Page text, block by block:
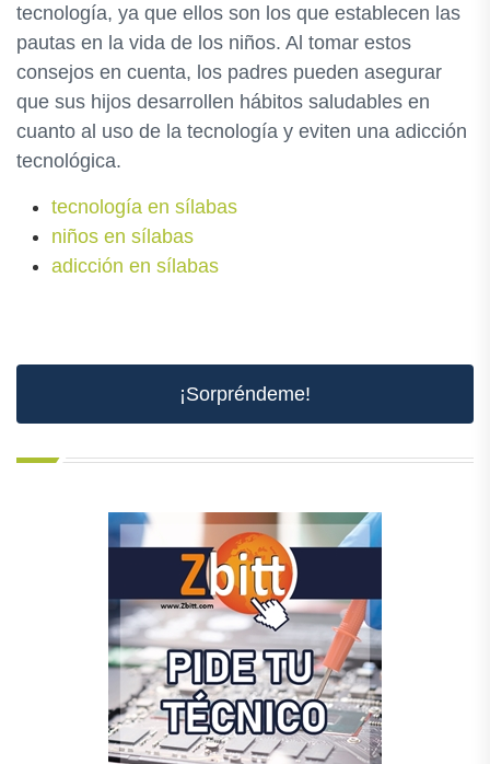
tecnología, ya que ellos son los que establecen las
pautas en la vida de los niños. Al tomar estos
consejos en cuenta, los padres pueden asegurar
que sus hijos desarrollen hábitos saludables en
cuanto al uso de la tecnología y eviten una adicción
tecnológica.
tecnología en sílabas
niños en sílabas
adicción en sílabas
¡Sorpréndeme!